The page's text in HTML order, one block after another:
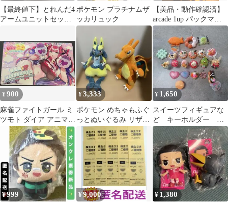
【最終値下】とれんだ4
アームユニットセッ
ポケモン プラチナムザ
ッカリュック
【美品・動作確認済】
arcade 1up パックマン
筐体
¥900
麻雀ファイトガール ミ
ツモト ダイア アニマル
フォーム(しろ) 新品
¥3,333
ポケモン めちゃもふぐ
っとぬいぐるみ リザー
ドン メガルカリオ
¥ 1,650
スイーツフィギュアな
ど キーホルダー
ゲームセンター景品
21点
¥999 ¥9,000 ¥ 1,380